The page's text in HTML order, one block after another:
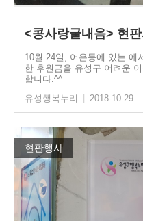
<콩사랑굴내음> 현
10월 24일, 어은동에 있는 에
한 후원금을 유성구 어려운
합니다.^^
유성행복누리
2018-10-29
현판행사